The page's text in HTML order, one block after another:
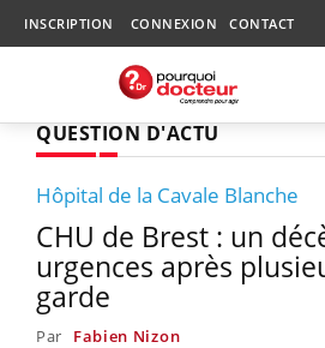
INSCRIPTION CONNEXION CONTACT
QUESTION D'ACTU
Hôpital de la Cavale Blanche
CHU de Brest : un
urgences après
garde
Par Fabien Nizon